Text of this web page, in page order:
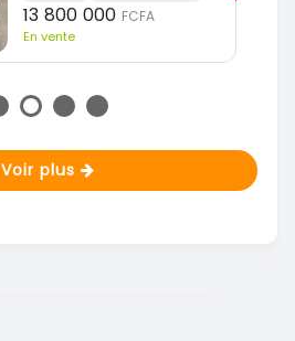
13 800 000 FCFA
En vente
Voir plus